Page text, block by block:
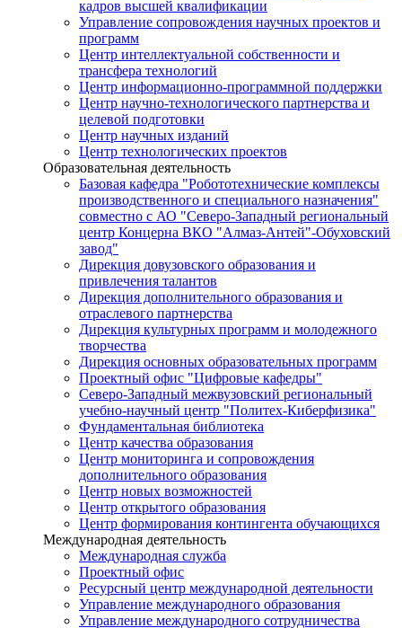
кадров высшей квалификации
Управление сопровождения научных проектов и
программ
Центр интеллектуальной собственности и
трансфера технологий
Центр информационно-программной поддержки
Центр научно-технологического партнерства и
целевой подготовки
Центр научных изданий
Центр технологических проектов
Образовательная деятельность
Базовая кафедра "Робототехнические комплексы
производственного и специального назначения"
совместно с АО "Северо-Западный региональный
центр Концерна ВКО "Алмаз-Антей"-Обуховский
завод"
Дирекция довузовского образования и
привлечения талантов
Дирекция дополнительного образования и
отраслевого партнерства
Дирекция культурных программ и молодежного
творчества
Дирекция основных образовательных программ
Проектный офис "Цифровые кафедры"
Северо-Западный межвузовский региональный
учебно-научный центр "Политех-Киберфизика"
Фундаментальная библиотека
Центр качества образования
Центр мониторинга и сопровождения
дополнительного образования
Центр новых возможностей
Центр открытого образования
Центр формирования контингента обучающихся
Международная деятельность
Международная служба
Проектный офис
Ресурсный центр международной деятельности
Управление международного образования
Управление международного сотрудничества